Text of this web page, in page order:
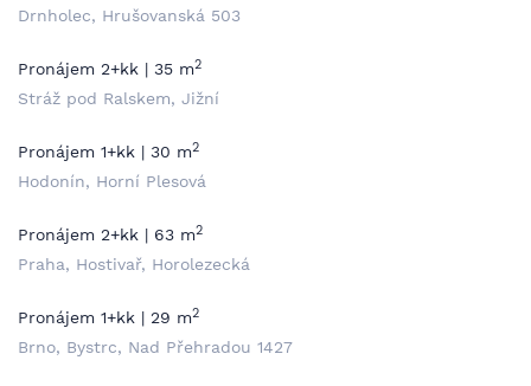
Drnholec, Hrušovanská 503
Pronájem 2+kk | 35 m2
Stráž pod Ralskem, Jižní
Pronájem 1+kk | 30 m2
Hodonín, Horní Plesová
Pronájem 2+kk | 63 m2
Praha, Hostivař, Horolezecká
Pronájem 1+kk | 29 m2
Brno, Bystrc, Nad Přehradou 1427